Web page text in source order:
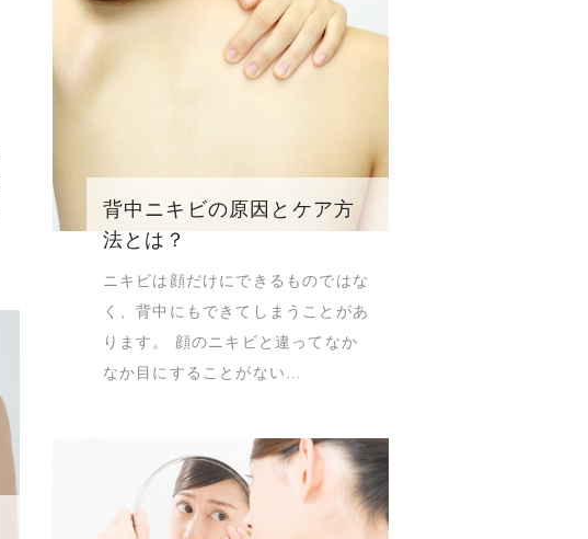
背中ニキビの原因とケア方
法とは？
ニキビは顔だけにできるものではな
く、背中にもできてしまうことがあ
ります。 顔のニキビと違ってなか
なか目にすることがない…